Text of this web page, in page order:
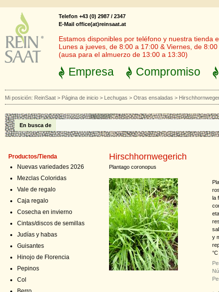
Telefon +43 (0) 2987 / 2347
E-Mail office(at)reinsaat.at
Estamos disponibles por teléfono y nuestra tienda
Lunes a jueves, de 8:00 a 17:00 & Viernes, de
(ausa para el almuerzo de 13:00 a 13:30)
Empresa Compromiso
Mi posición: ReinSaat > Página de inicio > Lechugas > Otras ensaladas >
En busca de
Productos/Tienda
Nuevas variedades 2026
Mezclas Coloridas
Vale de regalo
Caja regalo
Cosecha en invierno
Cintas/discos de semillas
Judías y habas
Guisantes
Hinojo de Florencia
Pepinos
Col
Hirschhornwegerich
Plantago coronopus
la
y